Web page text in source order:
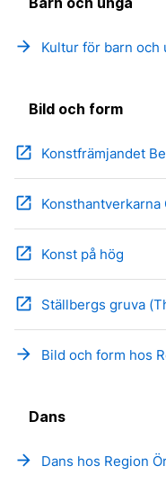
arrow_forward Kultur för barn och
Bild och form
open_in_new Konstfrämjandet
open_in_new Konsthantverkarna
open_in_new Konst på hög
open_in_new Ställbergs gruva
arrow_forward Bild och form hos
Dans
arrow_forward Dans hos Region